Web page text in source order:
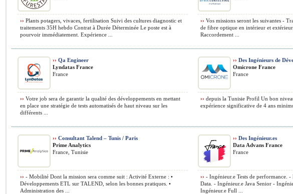
›› Plants potagers, vivaces, fertilisation Suivi des cultures diagnostic et
traitements 35H hebdo Contrat à Durée Déterminée Le poste est à
pourvoir immédiatement. Expérience ...
›› Vos missions seront les suivantes -
de fibre optique en intérieur et
Raccordement ...
›› Qa Engineer
Lyndatas France
France
›› Votre job sera de garantir la qualité des développements en mettant
en place une stratégie de tests automatisés de haut niveau sur les
différents ...
›› Des Ingénieurs de
Omicrone France
France
›› depuis la Tunisie Profil Un bon
expérience significative de 4 ans
›› Consultant Talend – Tunis / Paris
Prime Analytics
France, Tunisie
›› - Mobilité Dont la mission sera comme suit : Activité Externe : •
Développements ETL sur TALEND, selon les bonnes pratiques. •
Administration des ...
›› Des Ingénieur.es
Data Advans France
France
›› - Ingénieur.e Tests de performance.
Data. - Ingénieur.e Java Senior -
Ingénieur.e Full ...